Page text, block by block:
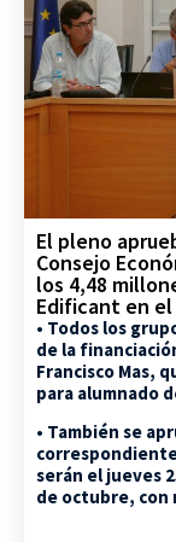
El pleno
Consejo
los 4,48
Edificant en el
• Todos los
de la
Francisco Mas,
para alumnado
• También se
serán el jueves
de octubre, con